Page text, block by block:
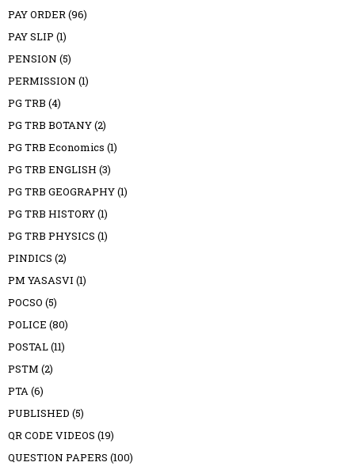
PAY ORDER(96)
PAY SLIP (1)
PENSION (5)
PERMISSION (1)
PG TRB (4)
PG TRB BOTANY(2)
PG TRB Economics (1)
PG TRB ENGLISH (3)
PG TRB GEOGRAPHY(1)
PG TRB HISTORY(1)
PG TRB PHYSICS (1)
PINDICS (2)
PM YASASVI (1)
POCSO (5)
POLICE (80)
POSTAL(11)
PSTM (2)
PTA(6)
PUBLISHED (5)
QR CODE VIDEOS (19)
QUESTION PAPERS (100)